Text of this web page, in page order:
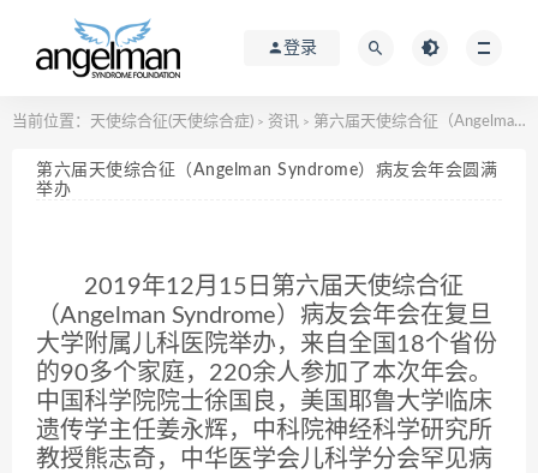
登录
当前位置： 天使综合征(天使综合症) > 资讯 > 第六届天使综合征（Angelman Syndrome）病友会年会圆满举办
第六届天使综合征（Angelman Syndrome）病友会年会圆满
举办
2019年12月15日第六届天使综合征
（Angelman Syndrome）病友会年会在复旦
大学附属儿科医院举办，来自全国18个省份
的90多个家庭，220余人参加了本次年会。
中国科学院院士徐国良，美国耶鲁大学临床
遗传学主任姜永辉，中科院神经科学研究所
教授熊志奇，中华医学会儿科学分会罕见病